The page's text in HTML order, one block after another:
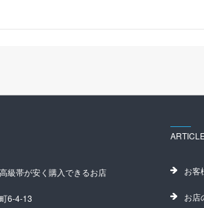
級帯が安く購入できるお店
6-4-13
お客
お店